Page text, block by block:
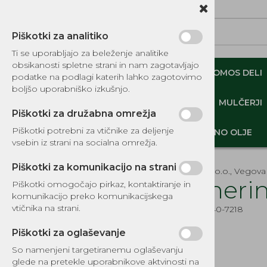
NADOMESTNI TOMOS DELI ORIGINALNI TOMOS DELI
MULČERJI
DELI, OPREMA - GOZD, VRT, DOM MOTORNO OLJE
KATALOG REZERVNIH DELOV
TOMOS
DELI, OPREMA - GOZD, VRT,
EKOTEH d.o.o.,
EG540-7218
Piškotki za analitiko
Ti se uporabljajo za beleženje analitike
obsikanosti spletne strani in nam zagotavljajo
podatke na podlagi katerih lahko zagotovimo
boljšo uporabniško izkušnjo.
Piškotki za družabna omrežja
Piškotki potrebni za vtičnike za deljenje
vsebin iz strani na socialna omrežja.
Piškotki za komunikacijo na strani
Piškotki omogočajo pirkaz, kontaktiranje in
komunikacijo preko komunikacijskega
vtičnika na strani.
Piškotki za oglaševanje
So namenjeni targetiranemu oglaševanju
glede na pretekle uporabnikove aktvinosti na